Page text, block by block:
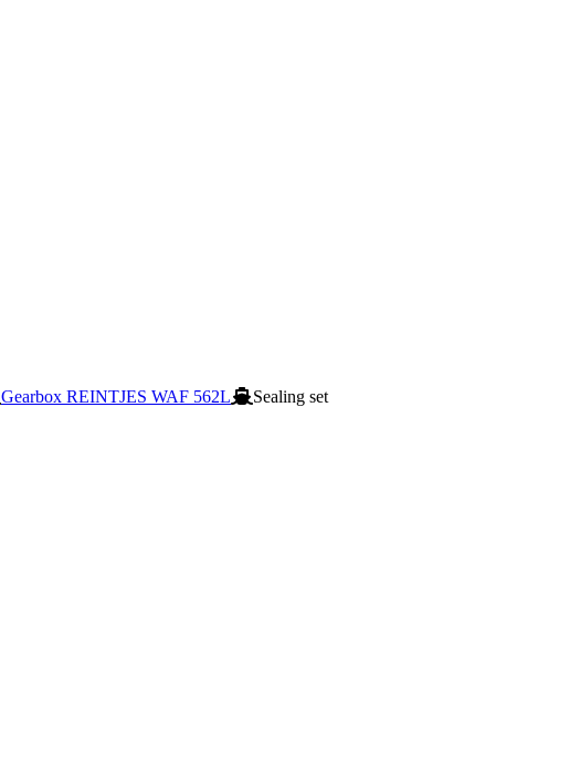
Gearbox REINTJES WAF 562L Sealing set